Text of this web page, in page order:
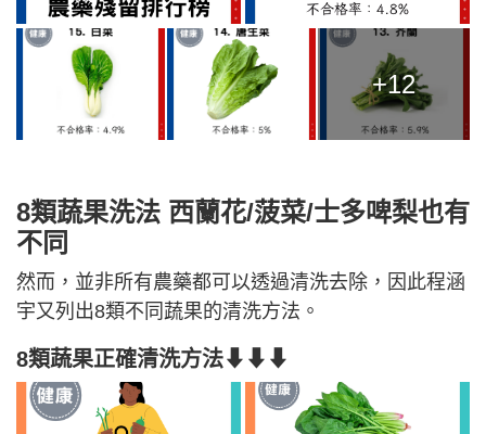
+12
8類蔬果洗法 西蘭花/菠菜/士多啤梨也有
不同
然而，並非所有農藥都可以透過清洗去除，因此程涵
宇又列出8類不同蔬果的清洗方法。
8類蔬果正確清洗方法⬇⬇⬇